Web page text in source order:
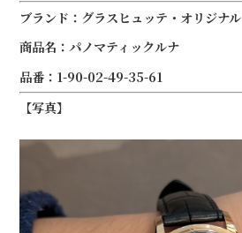
ブランド：グラスヒュッテ・オリジナル
商品名：パノマティックルナ
品番：1-90-02-49-35-61
【写真】